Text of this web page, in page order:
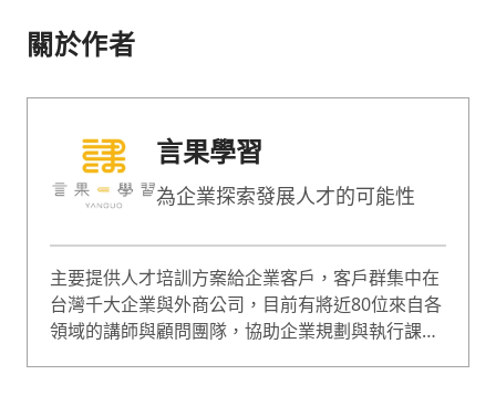
關於作者
言果學習
為企業探索發展人才的可能性
主要提供人才培訓方案給企業客戶，客戶群集中在
台灣千大企業與外商公司，目前有將近80位來自各
領域的講師與顧問團隊，協助企業規劃與執行課